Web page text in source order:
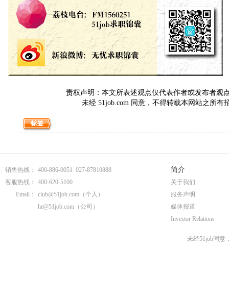
责权声明：本文所表述观点仅代表作者或发布者观
未经 51job.com 同意，不得转载本网站之所有
销售热线：
400-886-0051 027-87810888
客服热线：
400-620-5100
Email：
club@51job.com （个人）
hr@51job.com （公司）
简介
关于我们
服务声明
媒体报道
Investor Relations
未经51job同意